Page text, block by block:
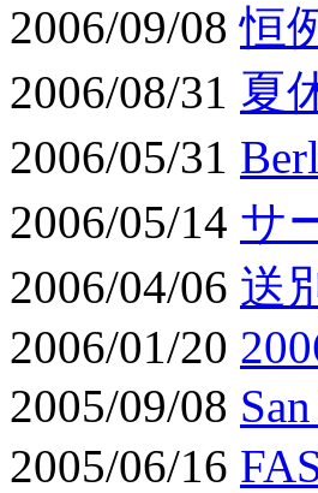
2006/09/08恒
2006/08/31 夏
2006/05/31
2006/05/14 サ
2006/04/06 送
2006/01/20
2005/09/08
2005/06/16